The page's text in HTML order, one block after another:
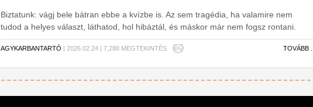
Biztatunk: vágj bele bátran ebbe a kvízbe is. Az sem tragédia, ha valamire nem
tudod a helyes választ, láthatod, hol hibáztál, és máskor már nem fogsz rontani.
AGYKARBANTARTÓ | 2026.02.24 | 7,288 MEGTEKINTÉS TOVÁBB ...